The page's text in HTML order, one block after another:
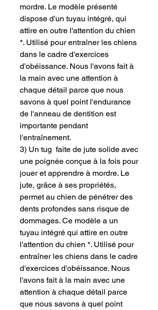
mordre. Le modèle présenté
dispose d'un tuyau intégré, qui
attire en outre l'attention du chien
*. Utilisé pour entraîner les chiens
dans le cadre d'exercices
d'obéissance. Nous l'avons fait à
la main avec une attention à
chaque détail parce que nous
savons à quel point l'endurance
de l'anneau de dentition est
importante pendant
l'entraînement.
3) Un tug faite de jute solide avec
une poignée conçue à la fois pour
jouer et apprendre à mordre. Le
jute, grâce à ses propriétés,
permet au chien de pénétrer des
dents profondes sans risque de
dommages. Ce modèle a un
tuyau intégré qui attire en outre
l'attention du chien *. Utilisé pour
entraîner les chiens dans le cadre
d'exercices d'obéissance. Nous
l'avons fait à la main avec une
attention à chaque détail parce
que nous savons à quel point